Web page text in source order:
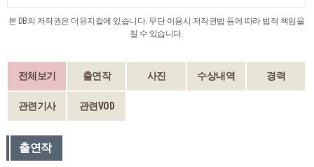
본 DB의 저작권은 더뮤지컬에 있습니다. 무단 이용시 저작권법 등에 따라 법적 책임을
질 수 있습니다.
전체보기 출연작 사진 수상내역 경력
관련기사 관련VOD
출연작